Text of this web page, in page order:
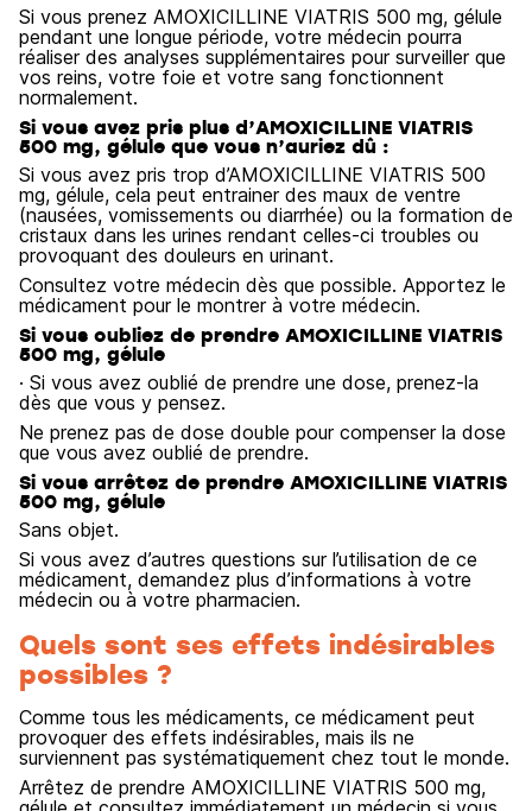
Si vous prenez AMOXICILLINE VIATRIS 500 mg, gélule
pendant une longue période, votre médecin pourra
réaliser des analyses supplémentaires pour surveiller que
vos reins, votre foie et votre sang fonctionnent
normalement.
Si vous avez pris plus d’AMOXICILLINE VIATRIS
500 mg, gélule que vous n’auriez dû :
Si vous avez pris trop d’AMOXICILLINE VIATRIS 500
mg, gélule, cela peut entrainer des maux de ventre
(nausées, vomissements ou diarrhée) ou la formation de
cristaux dans les urines rendant celles-ci troubles ou
provoquant des douleurs en urinant.
Consultez votre médecin dès que possible. Apportez le
médicament pour le montrer à votre médecin.
Si vous oubliez de prendre AMOXICILLINE VIATRIS
500 mg, gélule
· Si vous avez oublié de prendre une dose, prenez-la
dès que vous y pensez.
Ne prenez pas de dose double pour compenser la dose
que vous avez oublié de prendre.
Si vous arrêtez de prendre AMOXICILLINE VIATRIS
500 mg, gélule
Sans objet.
Si vous avez d’autres questions sur l’utilisation de ce
médicament, demandez plus d’informations à votre
médecin ou à votre pharmacien.
Quels sont ses effets indésirables
possibles ?
Comme tous les médicaments, ce médicament peut
provoquer des effets indésirables, mais ils ne
surviennent pas systématiquement chez tout le monde.
Arrêtez de prendre AMOXICILLINE VIATRIS 500 mg,